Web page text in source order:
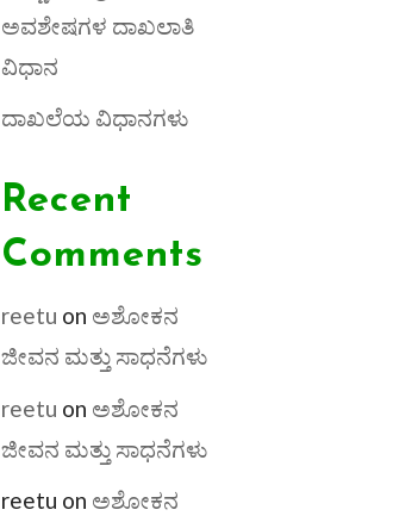
ಅವಶೇಷಗಳ ದಾಖಲಾತಿ
ವಿಧಾನ
ದಾಖಲೆಯ ವಿಧಾನಗಳು
Recent
Comments
reetu on ಅಶೋಕನ
ಜೀವನ ಮತ್ತು ಸಾಧನೆಗಳು
reetu on ಅಶೋಕನ
ಜೀವನ ಮತ್ತು ಸಾಧನೆಗಳು
reetu on ಅಶೋಕನ